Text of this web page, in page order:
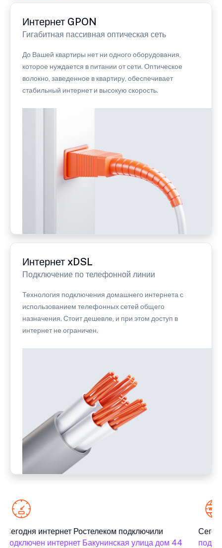
Интернет GPON
Гигабитная пассивная оптическая сеть
До Вашей квартиры нет ни одного оборудования,
которое нуждается в питании от сети. Оптическое
волокно, заведенное в квартиру, обеспечивает
стабильный интернет и высокую скорость.
Интернет xDSL
Подключение по телефонной линии
Технология подключения домашнего интернета с
использованием телефонных сетей общего
назначения. Стоит дешевле, и при этом доступ в
интернет не ограничен.
Сегодня интернет Ростелеком подключили
подключен интернет Бакунинская улица дом 44